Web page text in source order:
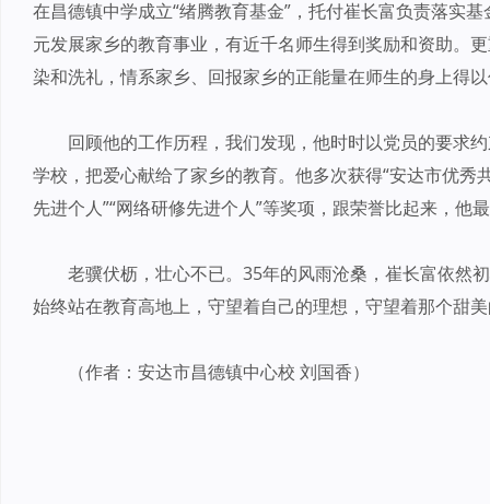
在昌德镇中学成立“绪腾教育基金”，托付崔长富负责落实
元发展家乡的教育事业，有近千名师生得到奖励和资助。
染和洗礼，情系家乡、回报家乡的正能量在师生的身上得
回顾他的工作历程，我们发现，他时时以党员的要求
学校，把爱心献给了家乡的教育。他多次获得“安达市优秀
先进个人”“网络研修先进个人”等奖项，跟荣誉比起来，他
老骥伏枥，壮心不已。35年的风雨沧桑，崔长富依然
始终站在教育高地上，守望着自己的理想，守望着那个甜
（作者：安达市昌德镇中心校 刘国香）